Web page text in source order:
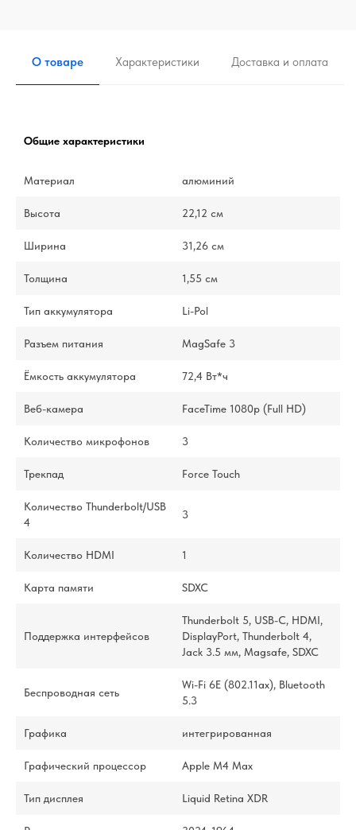
О товаре Характеристики Доставка и оплата
Общие характеристики
Материал алюминий
Высота 22,12 см
Ширина 31,26 см
Толщина 1,55 см
Тип аккумулятора Li-Pol
Разъем питания MagSafe 3
Ёмкость аккумулятора 72,4 Вт*ч
Веб-камера FaceTime 1080p (Full HD)
Количество микрофонов 3
Трекпад Force Touch
Количество Thunderbolt/USB
4
3
Количество HDMI 1
Карта памяти SDXC
Поддержка интерфейсов
Thunderbolt 5, USB-C, HDMI,
DisplayPort, Thunderbolt 4,
Jack 3.5 мм, Magsafe, SDXC
Беспроводная сеть
Wi-Fi 6E (802.11ax), Bluetooth
5.3
Графика интегрированная
Графический процессор Apple M4 Max
Тип дисплея Liquid Retina XDR